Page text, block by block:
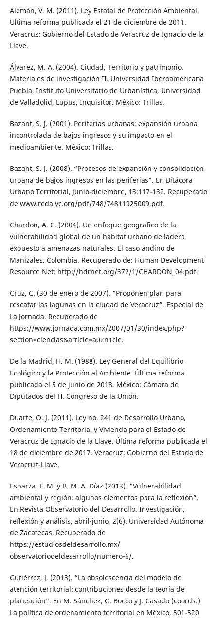
Alemán, V. M. (2011). Ley Estatal de Protección Ambiental.
Última reforma publicada el 21 de diciembre de 2011.
Veracruz: Gobierno del Estado de Veracruz de Ignacio de la
Llave.
Álvarez, M. A. (2004). Ciudad, Territorio y patrimonio.
Materiales de investigación II. Universidad Iberoamericana
Puebla, Instituto Universitario de Urbanística, Universidad
de Valladolid, Lupus, Inquisitor. México: Trillas.
Bazant, S. J. (2001). Periferias urbanas: expansión urbana
incontrolada de bajos ingresos y su impacto en el
medioambiente. México: Trillas.
Bazant, S. J. (2008). “Procesos de expansión y consolidación
urbana de bajos ingresos en las periferias”. En Bitácora
Urbano Territorial, junio-diciembre, 13:117-132. Recuperado
de www.redalyc.org/pdf/748/74811925009.pdf.
Chardon, A. C. (2004). Un enfoque geográfico de la
vulnerabilidad global de un hábitat urbano de ladera
expuesto a amenazas naturales. El caso andino de
Manizales, Colombia. Recuperado de: Human Development
Resource Net: http://hdrnet.org/372/1/CHARDON_04.pdf.
Cruz, C. (30 de enero de 2007). “Proponen plan para
rescatar las lagunas en la ciudad de Veracruz”. Especial de
La Jornada. Recuperado de
https://www.jornada.com.mx/2007/01/30/index.php?
section=ciencias&article=a02n1cie.
De la Madrid, H. M. (1988). Ley General del Equilibrio
Ecológico y la Protección al Ambiente. Última reforma
publicada el 5 de junio de 2018. México: Cámara de
Diputados del H. Congreso de la Unión.
Duarte, O. J. (2011). Ley no. 241 de Desarrollo Urbano,
Ordenamiento Territorial y Vivienda para el Estado de
Veracruz de Ignacio de la Llave. Última reforma publicada el
18 de diciembre de 2017. Veracruz: Gobierno del Estado de
Veracruz-Llave.
Esparza, F. M. y B. M. A. Díaz (2013). “Vulnerabilidad
ambiental y región: algunos elementos para la reflexión”.
En Revista Observatorio del Desarrollo. Investigación,
reflexión y análisis, abril-junio, 2(6). Universidad Autónoma
de Zacatecas. Recuperado de
https://estudiosdeldesarrollo.mx/
observatoriodeldesarrollo/numero-6/.
Gutiérrez, J. (2013). “La obsolescencia del modelo de
atención territorial: contribuciones desde la teoría de
planeación”. En M. Sánchez, G. Bocco y J. Casado (coords.)
La política de ordenamiento territorial en México, 501-520.